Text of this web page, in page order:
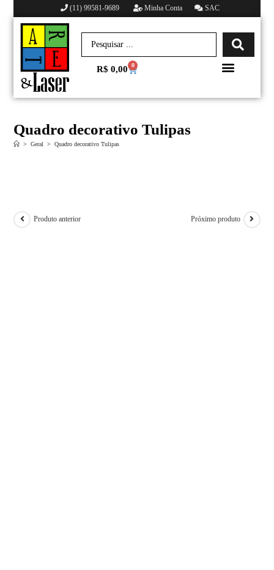
(11) 99581-9689 Minha Conta SAC
R$ 0,00 0
Quadro decorativo Tulipas
> Geral > Quadro decorativo Tulipas
Produto anterior Próximo produto